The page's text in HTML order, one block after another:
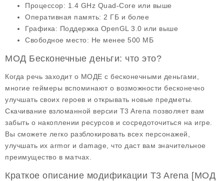
Процессор: 1.4 GHz Quad-Core или выше
Оперативная память: 2 ГБ и более
Графика: Поддержка OpenGL 3.0 или выше
Свободное место: Не менее 500 МБ
МОД Бесконечные деньги: что это?
Когда речь заходит о МОДЕ с бесконечными деньгами
многие геймеры вспоминают о возможности бесконечно
улучшать своих героев и открывать новые предметы.
Скачивание взломанной версии T3 Arena позволяет вам
забыть о накоплении ресурсов и сосредоточиться на игре.
Вы сможете легко разблокировать всех персонажей,
улучшать их armor и damage, что даст вам значительное
преимущество в матчах.
Краткое описание модификации T3 Arena [МОД